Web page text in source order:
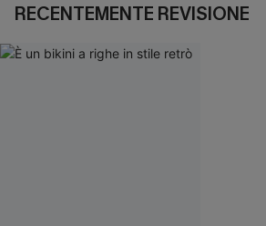
RECENTEMENTE REVISIONE